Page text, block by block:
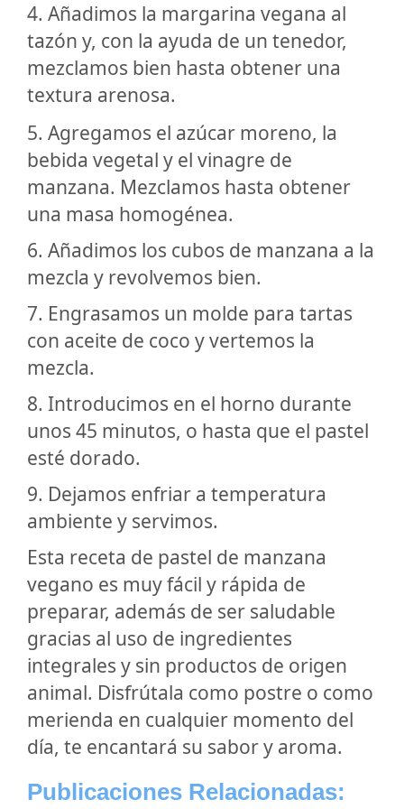
4. Añadimos la margarina vegana al
tazón y, con la ayuda de un tenedor,
mezclamos bien hasta obtener una
textura arenosa.
5. Agregamos el azúcar moreno, la
bebida vegetal y el vinagre de
manzana. Mezclamos hasta obtener
una masa homogénea.
6. Añadimos los cubos de manzana a la
mezcla y revolvemos bien.
7. Engrasamos un molde para tartas
con aceite de coco y vertemos la
mezcla.
8. Introducimos en el horno durante
unos 45 minutos, o hasta que el pastel
esté dorado.
9. Dejamos enfriar a temperatura
ambiente y servimos.
Esta receta de pastel de manzana
vegano es muy fácil y rápida de
preparar, además de ser saludable
gracias al uso de ingredientes
integrales y sin productos de origen
animal. Disfrútala como postre o como
merienda en cualquier momento del
día, te encantará su sabor y aroma.
Publicaciones Relacionadas: